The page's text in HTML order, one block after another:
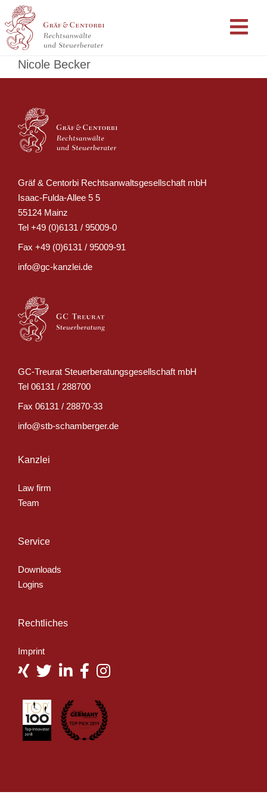
Nicole Becker
Gräf & Centorbi Rechtsanwaltsgesellschaft mbH
Isaac-Fulda-Allee 5 5
55124 Mainz
Tel +49 (0)6131 / 95009-0
Fax +49 (0)6131 / 95009-91
info@gc-kanzlei.de
Kanzlei
Law firm
Team
GC-Treurat Steuerberatungsgesellschaft mbH
Tel 06131 / 288700
Fax 06131 / 28870-33
info@stb-schamberger.de
Service
Downloads
Logins
Rechtliches
Imprint